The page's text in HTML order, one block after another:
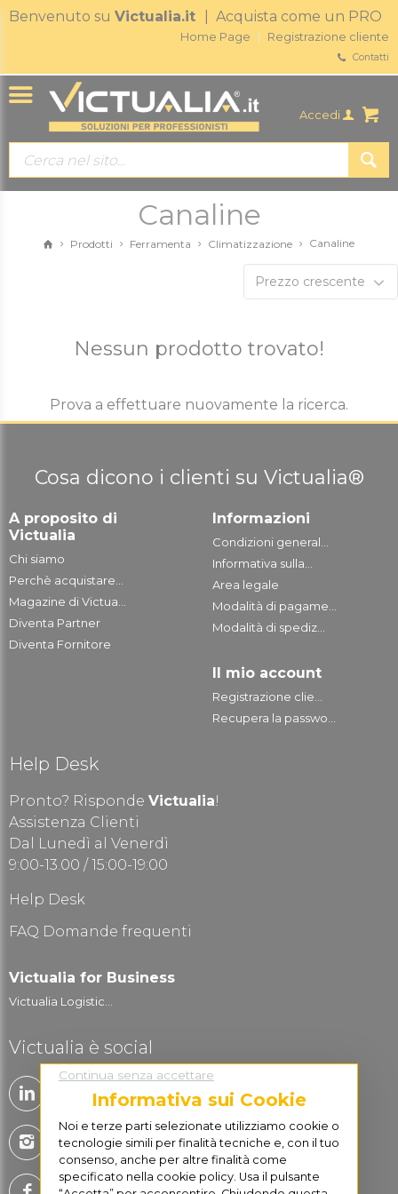
Benvenuto su Victualia.it | Acquista come un PRO
Home Page Registrazione cliente
Contatti
Accedi
Canaline
Prodotti Ferramenta Climatizzazione Canaline
Prezzo crescente
Nessun prodotto trovato!
Prova a effettuare nuovamente la ricerca.
Cosa dicono i clienti su Victualia®
A proposito di
Victualia
Chi siamo
Perchè acquistare...
Magazine di Victua...
Diventa Partner
Diventa Fornitore
Informazioni
Condizioni general...
Informativa sulla...
Area legale
Modalità di pagame...
Modalità di spediz...
Il mio account
Registrazione clie...
Recupera la passwo...
Help Desk
Pronto? Risponde Victualia!
Assistenza Clienti
Dal Lunedì al Venerdì
9:00-13.00 / 15:00-19:00
Help Desk
FAQ Domande frequenti
Victualia for Business
Victualia Logistic...
Victualia è social
Continua senza accettare
Informativa sui Cookie
Noi e terze parti selezionate utilizziamo cookie o
tecnologie simili per finalità tecniche e, con il tuo
consenso, anche per altre finalità come
specificato nella cookie policy. Usa il pulsante